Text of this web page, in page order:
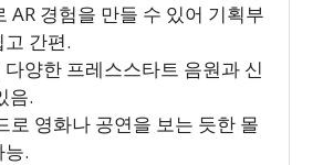
AR 경험을 만들 수 있어 기획부
간편.
다양한 프레스스타트 음원과 신
음.
로 영화나 공연을 보는 듯한 몰
.